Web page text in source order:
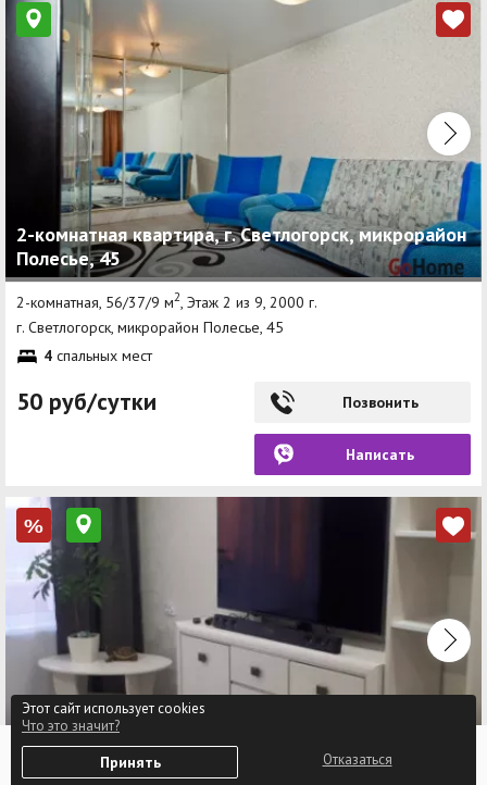
2-комнатная квартира, г. Светлогорск, микрорайон
Полесье, 45
2-комнатная, 56/37/9 м2 , Этаж 2 из 9, 2000 г.
г. Светлогорск, микрорайон Полесье, 45
4 спальных мест
50 руб/сутки Позвонить
Написать
%
3-комнатная квартира, г. Светлогорск, микрорайон
- Молодёжный д-56
Избранное Войти
Этот сайт использует cookies
Что это значит?
Принять Отказаться